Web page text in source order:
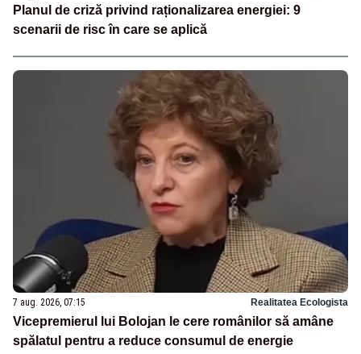
Planul de criză privind raționalizarea energiei: 9
scenarii de risc în care se aplică
7 aug. 2026, 07:15 Realitatea Ecologista
Vicepremierul lui Bolojan le cere românilor să amâne
spălatul pentru a reduce consumul de energie